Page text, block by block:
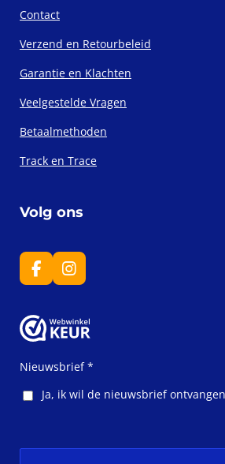
Contact
Verzend en Retourbeleid
Garantie en Klachten
Veelgestelde Vragen
Betaalmethoden
Track en Trace
Volg ons
F
a
e
b
o
I
n
t
a
r
m
Nieuwsbrief *
Ja, ik wil de nieuwsbrief